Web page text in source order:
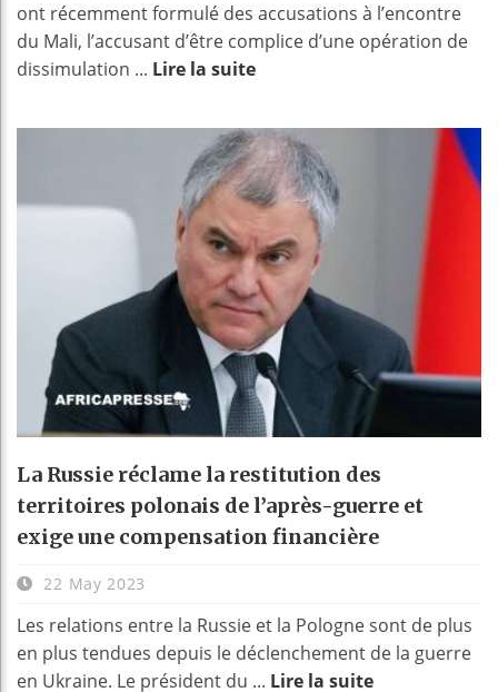
ont récemment formulé des accusations à l’encontre
du Mali, l’accusant d’être complice d’une opération de
dissimulation ... Lire la suite
La Russie réclame la restitution des
territoires polonais de l’après-guerre et
exige une compensation financière
22 May 2023
Les relations entre la Russie et la Pologne sont de plus
en plus tendues depuis le déclenchement de la guerre
en Ukraine. Le président du ... Lire la suite